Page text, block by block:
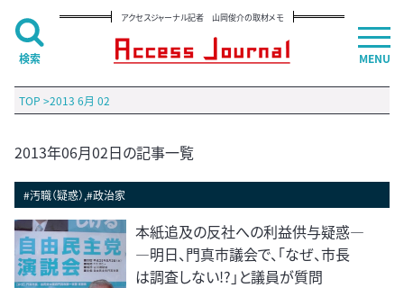
アクセスジャーナル記者 山岡俊介の取材メモ
TOP >2013 6月 02
2013年06月02日の記事一覧
#汚職（疑惑）,#政治家
本紙追及の反社への利益供与疑惑―
―明日、門真市議会で、「なぜ、市長
は調査しない!?」と議員が質問
MENU
検索